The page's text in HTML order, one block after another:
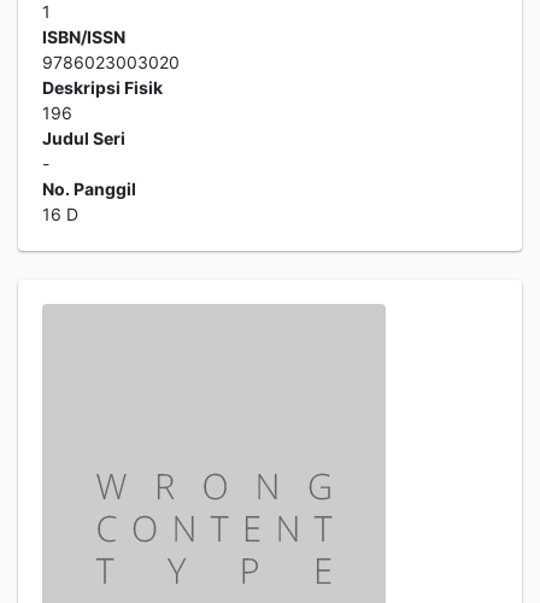
1
ISBN/ISSN
9786023003020
Deskripsi Fisik
196
Judul Seri
-
No. Panggil
16 D